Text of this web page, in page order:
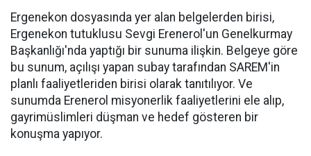
Ergenekon dosyasında yer alan belgelerden birisi,
Ergenekon tutuklusu Sevgi Erenerol'un Genelkurmay
Başkanlığı'nda yaptığı bir sunuma ilişkin. Belgeye göre
bu sunum, açılışı yapan subay tarafından SAREM'in
planlı faaliyetleriden birisi olarak tanıtılıyor. Ve
sunumda Erenerol misyonerlik faaliyetlerini ele alıp,
gayrimüslimleri düşman ve hedef gösteren bir
konuşma yapıyor.